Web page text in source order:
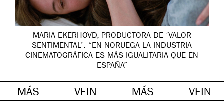
MARIA EKERHOVD, PRODUCTORA DE ‘VALOR
SENTIMENTAL’: “EN NORUEGA LA INDUSTRIA
CINEMATOGRÁFICA ES MÁS IGUALITARIA QUE EN
ESPAÑA”
MÁS VEIN MÁS VEIN